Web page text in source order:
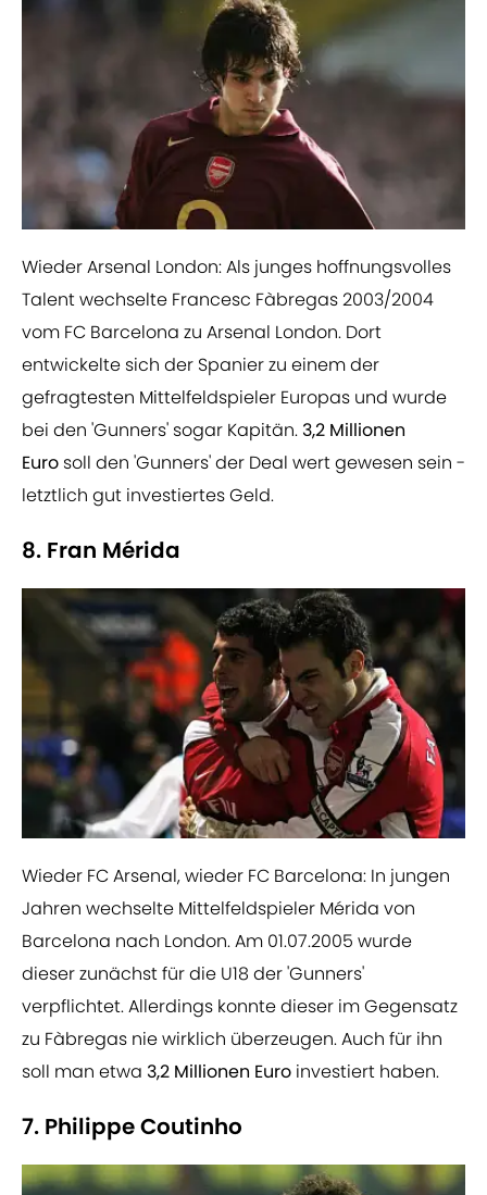
Wieder Arsenal London: Als junges hoffnungsvolles
Talent wechselte Francesc Fàbregas 2003/2004
vom FC Barcelona zu Arsenal London. Dort
entwickelte sich der Spanier zu einem der
gefragtesten Mittelfeldspieler Europas und wurde
bei den 'Gunners' sogar Kapitän. 3,2 Millionen
Euro soll den 'Gunners' der Deal wert gewesen sein -
letztlich gut investiertes Geld.
8. Fran Mérida
Wieder FC Arsenal, wieder FC Barcelona: In jungen
Jahren wechselte Mittelfeldspieler Mérida von
Barcelona nach London. Am 01.07.2005 wurde
dieser zunächst für die U18 der 'Gunners'
verpflichtet. Allerdings konnte dieser im Gegensatz
zu Fàbregas nie wirklich überzeugen. Auch für ihn
soll man etwa 3,2 Millionen Euro investiert haben.
7. Philippe Coutinho